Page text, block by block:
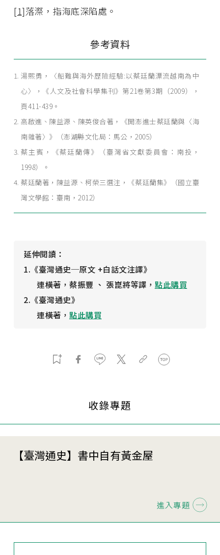
[1]落漈，指海底深陷處。
參考資料
湯熙勇，〈船難與海外歷險經驗:以蔡廷蘭漂流越南為中
心〉，《人文及社會科學集刊》第21卷第3期（2009），
頁411-439。
高啟進、陳益源、陳英俊合著，《開澎進士蔡廷蘭與〈海
南雜著〉》（澎湖縣文化局：馬公，2005）
蔡主賓，《蔡廷蘭傳》（臺灣省文獻委員會：南投，
1998）。
蔡廷蘭著，陳益源、柯榮三選注，《蔡廷蘭集》（國立臺
灣文學館：臺南，2012）
延伸閱讀：
1.《臺灣通史─原文 +白話文注譯》
連橫著，蔡振豐 、 張崑將等譯， 點此購買
2.《臺灣通史》
連橫著， 點此購買
收錄專題
【臺灣通史】書中自有黃金屋
進入專題